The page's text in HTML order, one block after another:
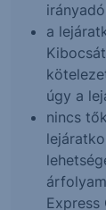
a
úgy a
nincs
Express